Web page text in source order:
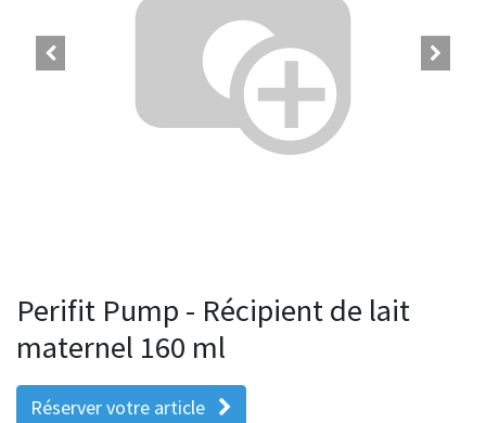
Perifit Pump - Récipient de lait
maternel 160 ml
Réserver votre article